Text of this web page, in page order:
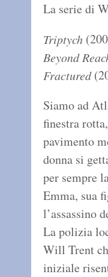
La serie di
Triptych
Beyond
Fractured
Siamo ad
finestra
pavimento
donna si
per sempre
Emma, sua
l’assassino
La polizia
Will Trent
iniziale